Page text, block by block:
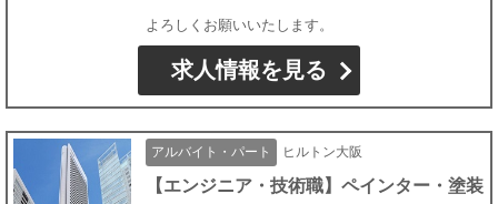
よろしくお願いいたします。
求人情報を見る
アルバイト・パート ヒルトン大阪
【エンジニア・技術職】ペインター・塗装